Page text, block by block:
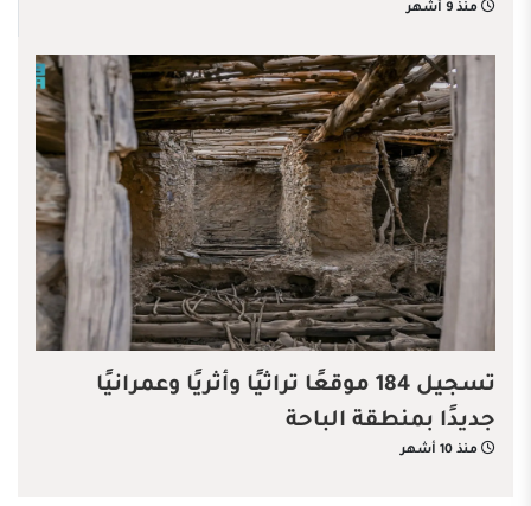
منذ 9 أشهر
تسجيل 184 موقعًا تراثيًا وأثريًا وعمرانيًا
جديدًا بمنطقة الباحة
منذ 10 أشهر